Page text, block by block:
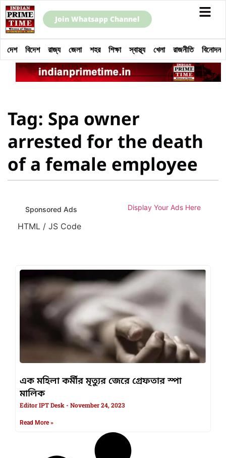
Join Whatsapp Channel
দেশ বিদেশ রাজ্য জেলা শহর শিক্ষা স্বাস্থ্য খেলা রাজনীতি বিনোদন
Tag: Spa owner
arrested for the death
of a female employee
Sponsored Ads Display Your Ads Here
HTML / JS Code
এক মহিলা কর্মীর মৃত্যুর জেরে গ্রেফতার স্পা
মালিক
Editor IPT Desk November 24, 2023
Read More »